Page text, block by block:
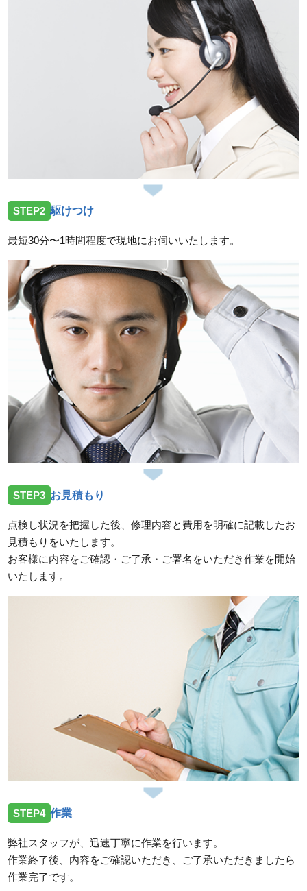
STEP2 駆けつけ
最短30分〜1時間程度で現地にお伺いいたします。
STEP3 お見積もり
点検し状況を把握した後、修理内容と費用を明確に記載したお
見積もりをいたします。
お客様に内容をご確認・ご了承・ご署名をいただき作業を開始
いたします。
STEP4 作業
弊社スタッフが、迅速丁寧に作業を行います。
作業終了後、内容をご確認いただき、ご了承いただきましたら
作業完了です。